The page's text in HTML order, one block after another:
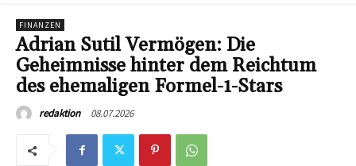
FINANZEN
Adrian Sutil Vermögen: Die
Geheimnisse hinter dem Reichtum
des ehemaligen Formel-1-Stars
redaktion 08.07.2026